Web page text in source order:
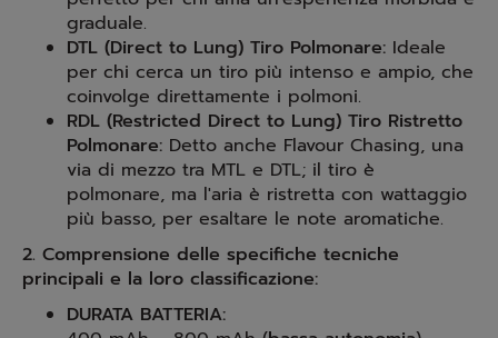
graduale.
DTL (Direct to Lung) Tiro Polmonare: Ideale
per chi cerca un tiro più intenso e ampio, che
coinvolge direttamente i polmoni.
RDL (Restricted Direct to Lung) Tiro Ristretto
Polmonare: Detto anche Flavour Chasing, una
via di mezzo tra MTL e DTL; il tiro è
polmonare, ma l'aria è ristretta con wattaggio
più basso, per esaltare le note aromatiche.
2. Comprensione delle specifiche tecniche
principali e la loro classificazione:
DURATA BATTERIA: